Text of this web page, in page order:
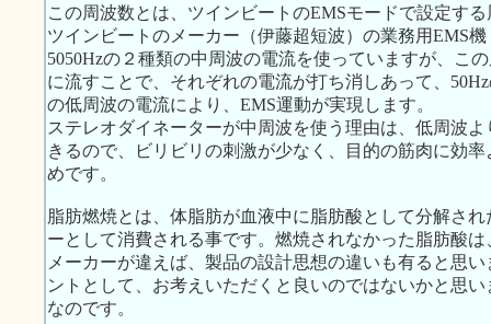
この周波数とは、ツインビートのEMSモードで設定す
ツインビートのメーカー（伊藤超短波）の業務用EMS
5050Hzの２種類の中周波の電流を使っていますが、こ
に流すことで、それぞれの電流が打ち消しあって、
の低周波の電流により、EMS運動が実現します。
ステレオダイネーターが中周波を使う理由は、低周波
きるので、ビリビリの刺激が少なく、目的の筋肉に効
めです。
脂肪燃焼とは、体脂肪が血液中に脂肪酸として分解さ
ーとして消費される事です。燃焼されなかった脂肪酸
メーカーが違えば、製品の設計思想の違いも有ると思
ントとして、お考えいただくと良いのではないかと思
なのです。